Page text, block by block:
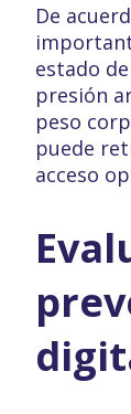
De
estado
presión
peso
puede
acceso